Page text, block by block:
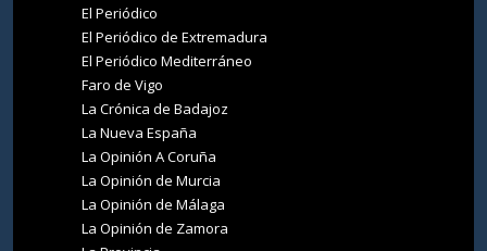
El Periódico
El Periódico de Extremadura
El Periódico Mediterráneo
Faro de Vigo
La Crónica de Badajoz
La Nueva España
La Opinión A Coruña
La Opinión de Murcia
La Opinión de Málaga
La Opinión de Zamora